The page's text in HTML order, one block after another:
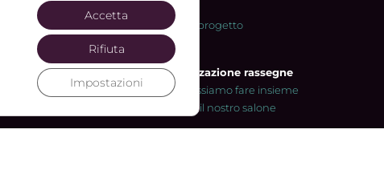
muove
Scheda progetto
Contatti
Organizzazione rassegne
Cosa possiamo fare insieme
Prenota il nostro salone
Accetta
Rifiuta
Impostazioni